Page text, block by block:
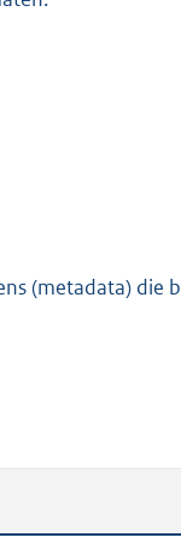
(metadata) die